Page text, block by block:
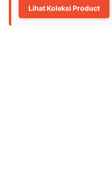
Lihat Koleksi Product